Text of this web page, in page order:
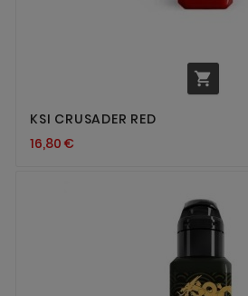

KSI CRUSADER RED
16,80 €